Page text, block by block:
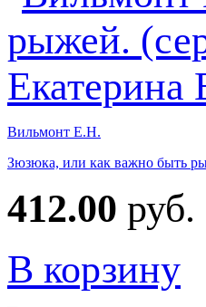
Вильмонт Е.Н.
Зюзюка, или как важно быть
412.00 руб.
В корзину